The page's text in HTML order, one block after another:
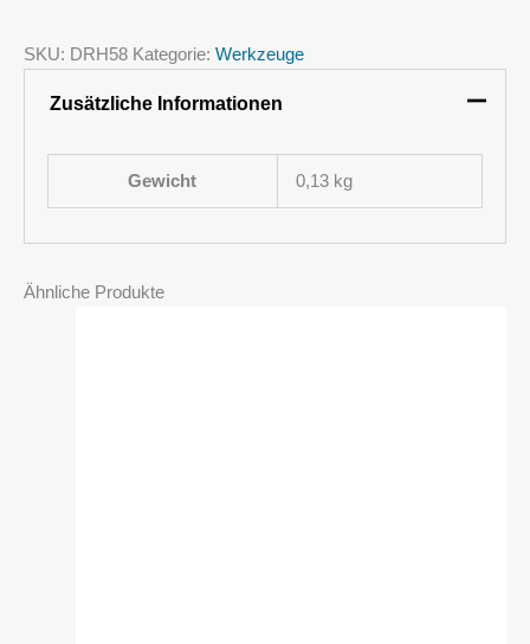
SKU: DRH58 Kategorie: Werkzeuge
Zusätzliche Informationen
Gewicht 0,13 kg
Ähnliche Produkte